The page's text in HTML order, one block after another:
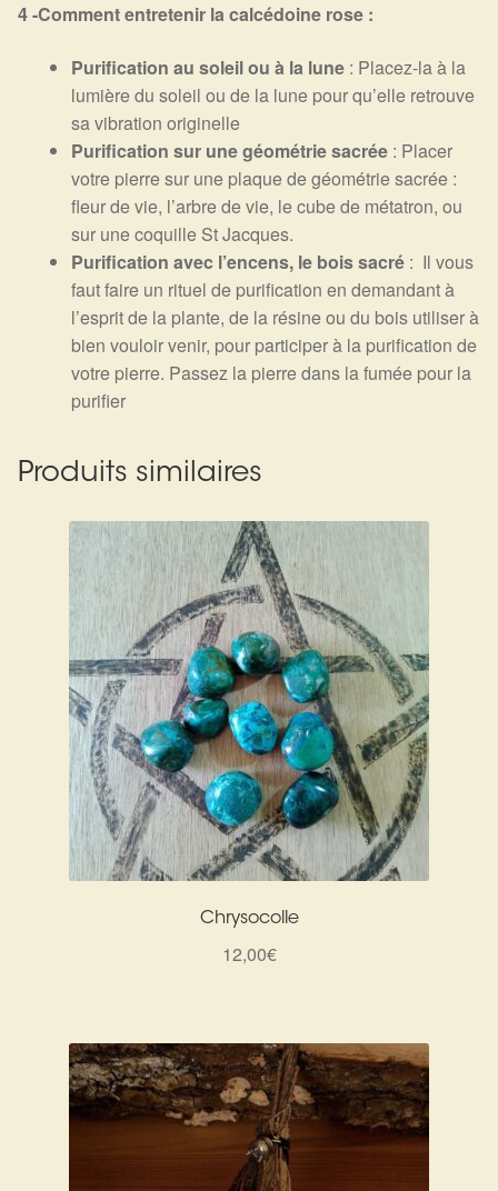
4 -Comment entretenir la calcédoine rose :
Purification au soleil ou à la lune : Placez-la à la
lumière du soleil ou de la lune pour qu’elle retrouve
sa vibration originelle
Purification sur une géométrie sacrée : Placer
votre pierre sur une plaque de géométrie sacrée :
fleur de vie, l’arbre de vie, le cube de métatron, ou
sur une coquille St Jacques.
Purification avec l’encens, le bois sacré : Il vous
faut faire un rituel de purification en demandant à
l’esprit de la plante, de la résine ou du bois utiliser à
bien vouloir venir, pour participer à la purification de
votre pierre. Passez la pierre dans la fumée pour la
purifier
Produits similaires
Chrysocolle
12,00€